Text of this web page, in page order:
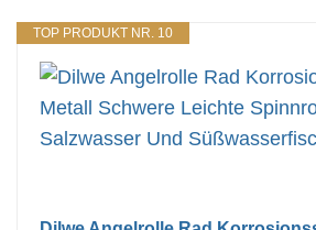
TOP PRODUKT NR. 10